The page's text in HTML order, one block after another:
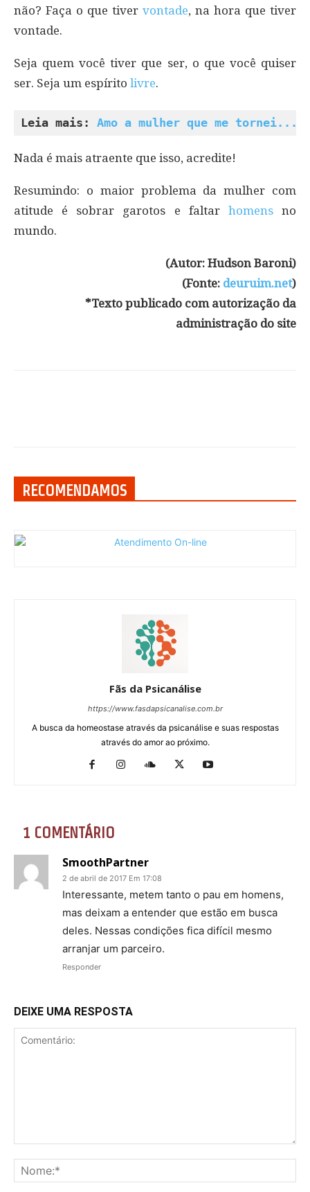
não? Faça o que tiver vontade, na hora que tiver
vontade.
Seja quem você tiver que ser, o que você quiser
ser. Seja um espírito livre.
Leia mais: Amo a mulher que me
Nada é mais atraente que isso, acredite!
Resumindo: o maior problema da mulher com
atitude é sobrar garotos e faltarhomensno
mundo.
(Autor: Hudson Baroni)
(Fonte: deuruim.net)
*Texto publicado com autorização da
administração do site
RECOMENDAMOS
Fãs da Psicanálise
https://www.fasdapsicanalise.com.br
A busca da homeostase através da psicanálise e suas respostas
através do amor ao próximo.
1 COMENTÁRIO
SmoothPartner
2 de abril de 2017 Em 17:08
Interessante, metem tanto o pau em homens,
mas deixam a entender que estão em busca
deles. Nessas condições fica difícil mesmo
arranjar um parceiro.
Responder
DEIXE UMA RESPOSTA